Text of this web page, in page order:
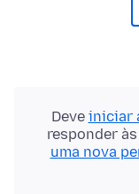
Deve iniciar
responder
uma nova